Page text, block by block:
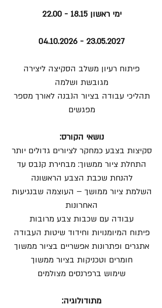
ימי ראשון 18.15 - 22.00
23.05.2027 - 04.10.2026
פיתוח רעיון משלב הסקיצה ליצירה
מגובשת ושלמה
תהליכי עבודה בציור הנבנה לאורך מספר
מפגשים
נושאי הקורס:
סקיצות בצבע כמחקר לציורים גדולים יותר
התחלת ציור ממשוך: מבחירת קנבס עד
להנחת שכבת הצבע הראשונה
השלמת ציור ממושך – העוצמה שבנגיעות
האחרונות
עבודה עם שכבות צבע מרובות
פיתוח המיומנויות וחידוד שיטות העבודה
אתגרים ופתרונות אפשריים בציור ממשוך
חומרים וטכניקות בציור ממשוך
שימוש ברפרנסים מצולמים
מתודולוגיה: